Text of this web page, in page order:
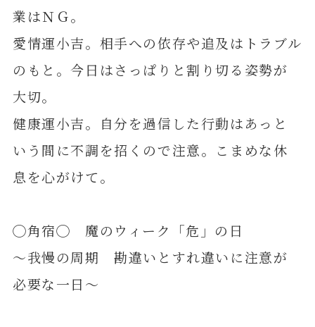
業はＮＧ。
愛情運小吉。相手への依存や追及はトラブル
のもと。今日はさっぱりと割り切る姿勢が
大切。
健康運小吉。自分を過信した行動はあっと
いう間に不調を招くので注意。こまめな休
息を心がけて。
◯角宿◯ 魔のウィーク「危」の日
～我慢の周期 勘違いとすれ違いに注意が
必要な一日～